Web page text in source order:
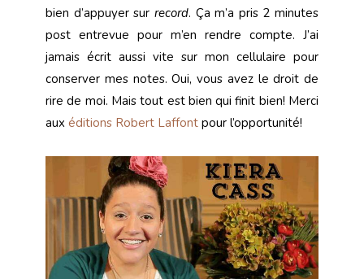
bien d’appuyer sur record. Ça m’a pris 2 minutes
post entrevue pour m’en rendre compte. J’ai
jamais écrit aussi vite sur mon cellulaire pour
conserver mes notes. Oui, vous avez le droit de
rire de moi. Mais tout est bien qui finit bien! Merci
aux éditions Robert Laffont pour l’opportunité!